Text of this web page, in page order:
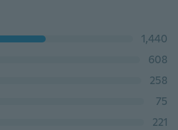
1,440
608
258
75
221